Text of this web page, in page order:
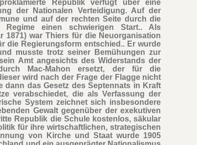
Republik verfügt über eine
der Nationalen Verteidigung. Auf der
und auf der rechten Seite durch die
einen schwierigen Start.. Als
1871) war Thiers für die Neuorganisation
die Regierungsform entschied.. Er wurde
musste trotz seiner Bemühungen zur
Amt angesichts des Widerstands der
Mac-Mahon ersetzt, der für die
wird nach der Frage der Flagge nicht
dann das Gesetz des Septennats in Kraft
verabschiedet, die als Verfassung der
System zeichnet sich insbesondere
Gewalt gegenüber der exekutiven
Republik die Schule kostenlos, säkular
für ihre wirtschaftlichen, strategischen
von Kirche und Staat wurde 1905